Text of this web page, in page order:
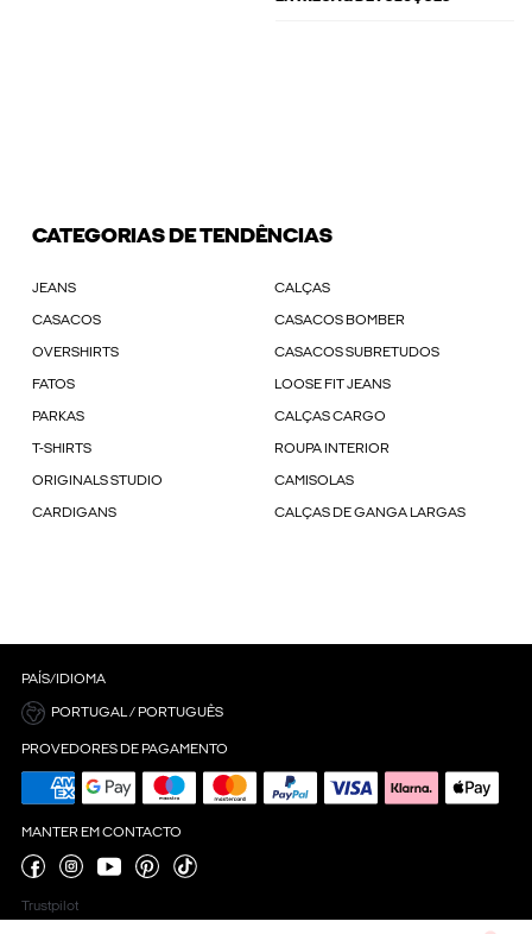
CATEGORIAS DE TENDÊNCIAS
JEANS CALÇAS
CASACOS CASACOS BOMBER
OVERSHIRTS CASACOS SUBRETUDOS
FATOS LOOSE FIT JEANS
PARKAS CALÇAS CARGO
T-SHIRTS ROUPA INTERIOR
ORIGINALS STUDIO CAMISOLAS
CARDIGANS CALÇAS DE GANGA LARGAS
PAÍS/IDIOMA
PORTUGAL / PORTUGUÊS
PROVEDORES DE PAGAMENTO
MANTER EM CONTACTO
Trustpilot